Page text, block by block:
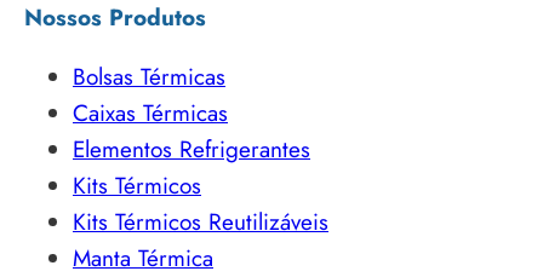
Nossos Produtos
Bolsas Térmicas
Caixas Térmicas
Elementos Refrigerantes
Kits Térmicos
Kits Térmicos Reutilizáveis
Manta Térmica